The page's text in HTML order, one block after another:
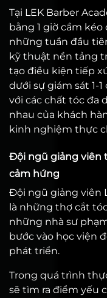
Tại LEK Barber
bằng 1 giờ cầm
những tuần đầu
kỹ thuật nền tảng
tạo điều kiện tiếp
dưới sự giám sát 1-
với các chất tóc đa
nhau của khách
kinh nghiệm thực
Đội ngũ giảng viên
cảm hứng
Đội ngũ giảng viên
là những thợ cắt
những nhà sư
bước vào học viện
phát triển.
Trong quá trình
sẽ tìm ra điểm yếu